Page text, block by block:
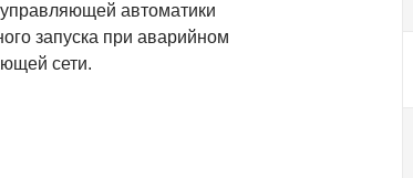
управляющей автоматики
запуска при аварийном
сети.